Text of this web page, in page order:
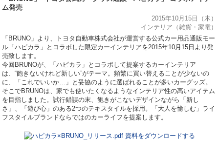
ム発売
2015年10月15日（木）
インテリア（雑貨・家電）
「BRUNO」より、トヨタ自動車株式会社が運営する公式カー用品通販モー
ル「ハピカラ」とコラボした限定カーインテリアを2015年10月15日より発
売致します。
今回BRUNOが、「ハピカラ」とコラボして提案するカーインテリア
は、“飽きないけれど新しい”がテーマ。頻繁に買い替えることが少ないの
に、「これでいいか…」と妥協のように選ばれることが多いカーグッズ。
そこでBRUNOは、家でも使いたくなるようなインテリア性の高いアイテム
を目指しました。試行錯誤の末、飽きがこないデザインながら「新し
さ」、「遊び心」のある2つのテキスタイルを採用。「大人を愉しむ」ライ
フスタイルブランドならではのカーライフを提案します。
資料をダウンロードする